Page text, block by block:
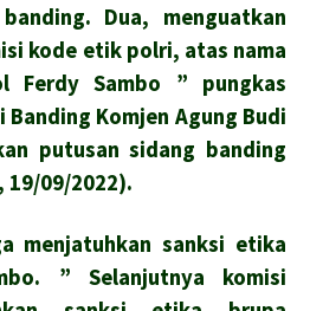
Dua, menguatkan
kode etik polri, atas nama
Ferdy Sambo ” pungkas
Banding Komjen Agung Budi
putusan sidang banding
19/09/2022).
menjatuhkan sanksi etika
” Selanjutnya komisi